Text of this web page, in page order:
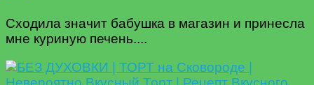
Сходила значит бабушка в магазин и принесла
мне куриную печень....